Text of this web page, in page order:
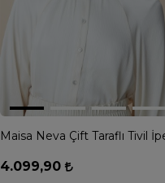
4.099,90